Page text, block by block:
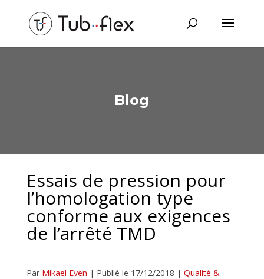
Blog
Essais de pression pour
l’homologation type
conforme aux exigences
de l’arrêté TMD
Par Mikael Even | Publié le 17/12/2018 | Qualité &